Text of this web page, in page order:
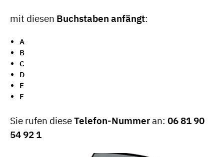
mit diesen Buchstaben anfängt:
A
B
C
D
E
F
Sie rufen dieseTelefon-Nummeran: 06 81 90
54 92 1